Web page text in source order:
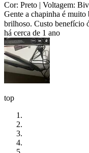
Cor: Preto | Voltagem:
Gente a chapinha é muito
brilhoso. Custo benefício
há cerca de 1 ano
top